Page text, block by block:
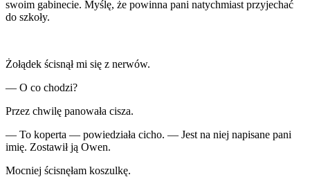
swoim gabinecie. Myślę, że powinna pani natychmiast przyjechać
do szkoły.
Żołądek ścisnął mi się z nerwów.
— O co chodzi?
Przez chwilę panowała cisza.
— To koperta — powiedziała cicho. — Jest na niej napisane pani
imię. Zostawił ją Owen.
Mocniej ścisnęłam koszulkę.